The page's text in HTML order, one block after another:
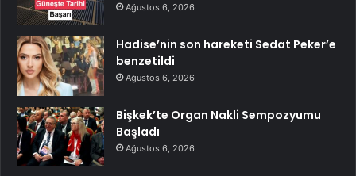
Ağustos 6, 2026
Hadise’nin son hareketi Sedat Peker’e
benzetildi
Ağustos 6, 2026
Bişkek’te Organ Nakli Sempozyumu
Başladı
Ağustos 6, 2026